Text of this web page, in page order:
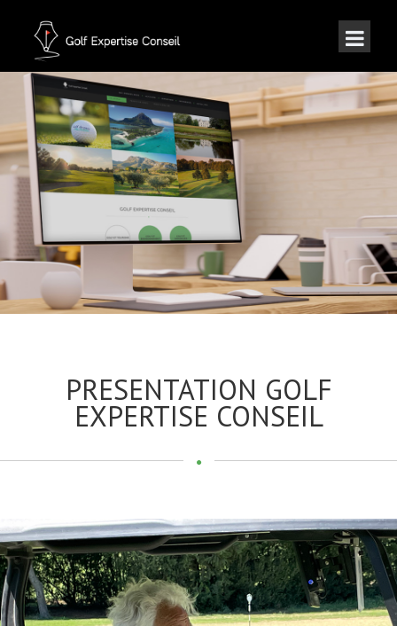
PRESENTATION GOLF
EXPERTISE CONSEIL
PRESENTATION GOLF
EXPERTISE CONSEIL